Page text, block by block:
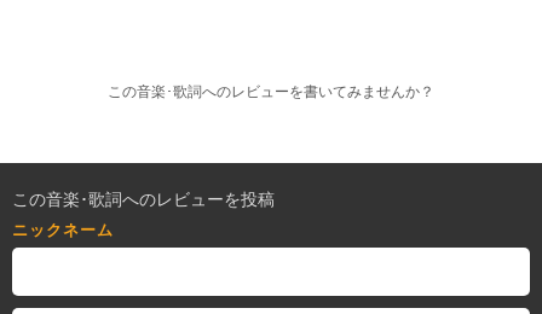
この音楽･歌詞へのレビューを書いてみませんか？
この音楽･歌詞へのレビューを投稿
ニックネーム